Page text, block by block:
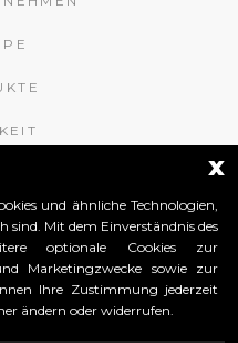
S.r.l.
148
(Vicenza) Italy
502466
x
und ähnliche Technologien,
sind. Mit dem Einverständnis des
optionale Cookies zur
Marketingzwecke sowie zur
Ihre Zustimmung jederzeit
ändern oder widerrufen.